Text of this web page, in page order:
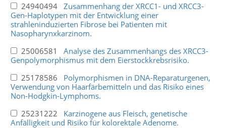
24940494 Zusammenhang der XRCC1- und XRCC3-
Gen-Haplotypen mit der Entwicklung einer
strahleninduzierten Fibrose bei Patienten mit
Nasopharynxkarzinom.
25006581 Analyse des Zusammenhangs des XRCC3-
Genpolymorphismus mit dem Eierstockkrebsrisiko.
25178586 Polymorphismen in DNA-Reparaturgenen,
Verwendung von Haarfärbemitteln und das Risiko eines
Non-Hodgkin-Lymphoms.
25231222 Karzinogene aus Fleisch, genetische
Anfälligkeit und Risiko für kolorektale Adenome.